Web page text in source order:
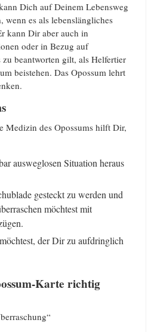
Dich auf Deinem Lebensweg
wenn es als lebenslängliches
kann Dir aber auch in
oder in Bezug auf
beantworten gilt, als Helfertier
beistehen. Das Opossum lehrt
Medizin des Opossums hilft Dir,
ausweglosen Situation heraus
gesteckt zu werden und
möchtest mit
der Dir zu aufdringlich
Karte richtig